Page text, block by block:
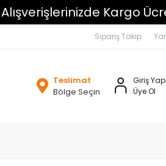
Kargo
Sipariş Takip
Teslimat
Bölge Seçin
Giriş Yap
Üye Ol